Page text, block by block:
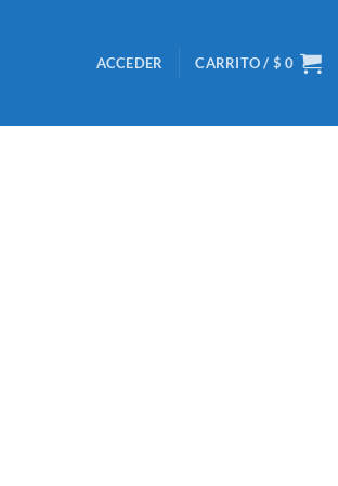
ACCEDER CARRITO / $ 0